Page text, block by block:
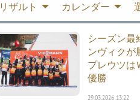
リザルト カレンダー
シーズン最
ンヴィクが
プレウツは
優勝
29.03.2026 13:22